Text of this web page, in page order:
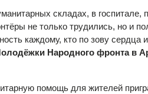
складах, в госпитале,
не только трудились, но и
каждому, кто по зову сердца
Народного фронта в
помощь для жителей